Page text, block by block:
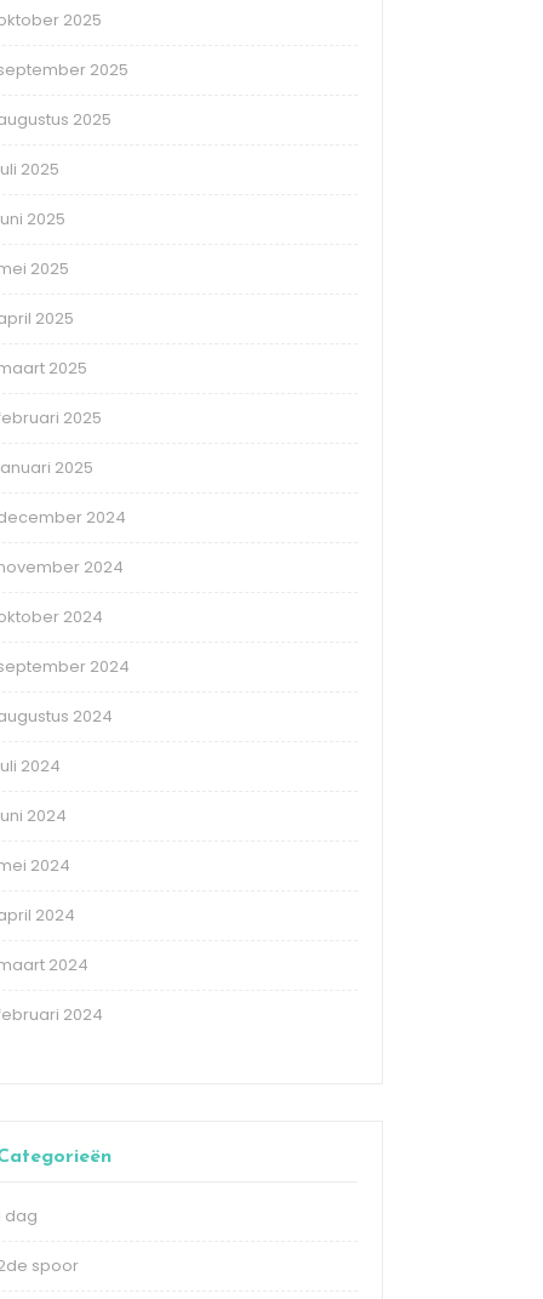
2025
2025
2025
2025
2025
2025
2025
2025
2025
2025
2024
2024
2024
2024
2024
2024
2024
2024
2024
2024
2024
dag
spoor